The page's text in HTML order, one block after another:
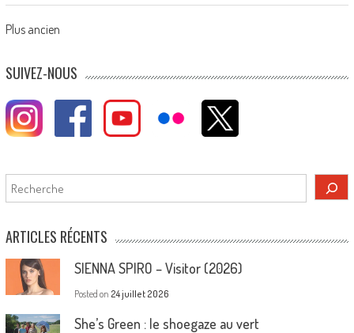
Posts
navigation
Plus ancien
SUIVEZ-NOUS
Rechercher
ARTICLES RÉCENTS
SIENNA SPIRO – Visitor (2026)
Posted on 24 juillet 2026
She’s Green : le shoegaze au vert